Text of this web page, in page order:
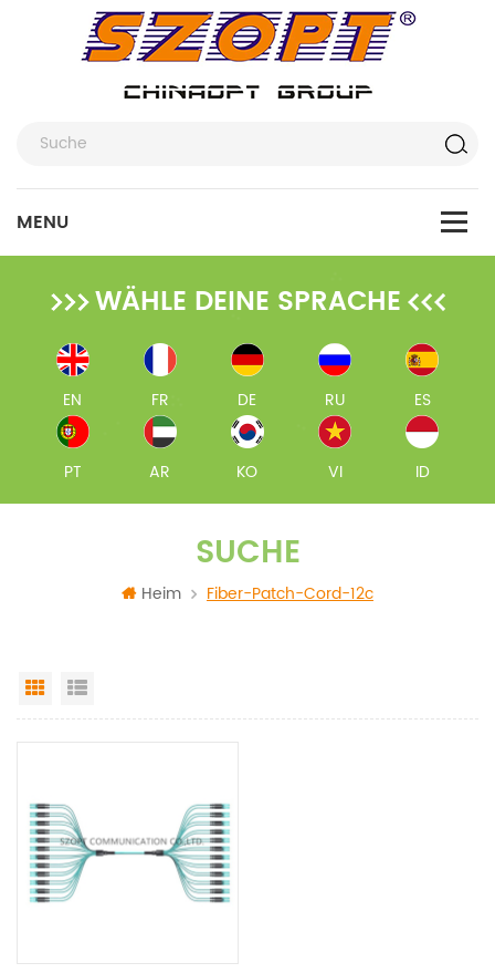
WÄHLE DEINE SPRACHE
EN FR DE RU ES
PT AR KO VI ID
SUCHE
Heim Fiber-Patch-Cord-12c
Grid View